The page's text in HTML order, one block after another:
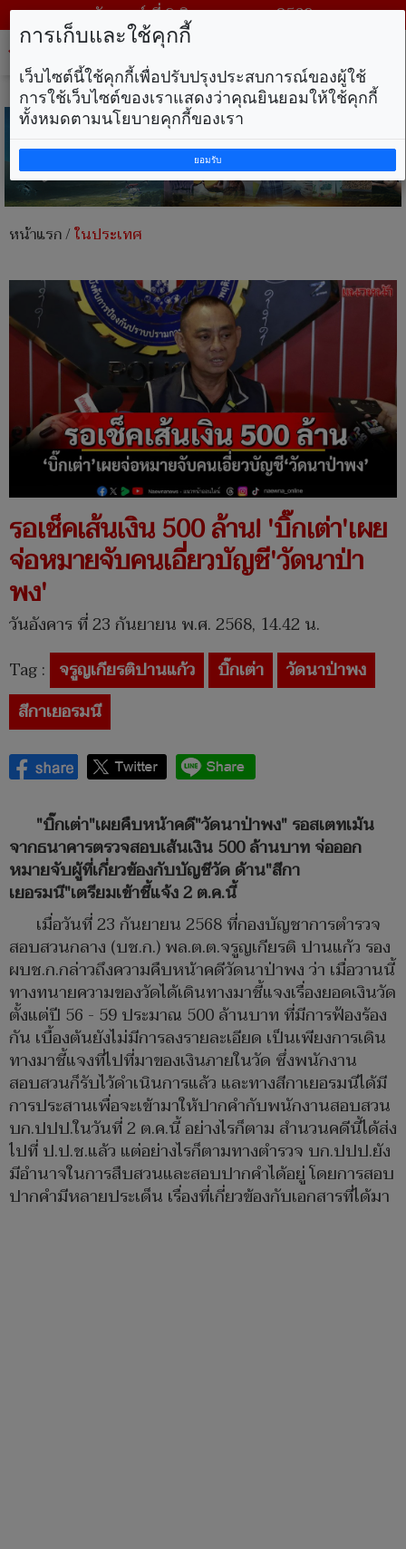
วันเสาร์ ที่ 8 สิงหาคม พ.ศ. 2569
หน้าแรก/ในประเทศ
รอเช็คเส้นเงิน 500 ล้าน! 'บิ๊กเต่า'เผย
จ่อหมายจับคนเอี่ยวบัญชี'วัดนาป่า
พง'
วันอังคาร ที่ 23 กันยายน พ.ศ. 2568, 14.42 น.
Tag : จรูญเกียรติปานแก้ว บิ๊กเต่า
วัดนาป่าพง
สีกาเยอรมนี
"บิ๊กเต่า"เผยคืบหน้าคดี"วัดนาป่าพง" รอสเตทเม้น
จากธนาคารตรวจสอบเส้นเงิน 500 ล้านบาท จ่อออก
หมายจับผู้ที่เกี่ยวข้องกับบัญชีวัด ด้าน"สีกา
เยอรมนี"เตรียมเข้าชี้แจ้ง 2 ต.ค.นี้
เมื่อวันที่ 23 กันยายน 2568 ที่กองบัญชาการตำรวจ
สอบสวนกลาง (บช.ก.) พล.ต.ต.จรูญเกียรติ ปานแก้ว รอง
ผบช.ก.กล่าวถึงความคืบหน้าคดีวัดนาป่าพง ว่า เมื่อวานนี้
ทางทนายความของวัดได้เดินทางมาชี้แจงเรื่องยอดเงินวัด
ตั้งแต่ปี 56 - 59 ประมาณ 500 ล้านบาท ที่มีการฟ้องร้อง
กัน เบื้องต้นยังไม่มีการลงรายละเอียด เป็นเพียงการเดิน
ทางมาชี้แจงที่ไปที่มาของเงินภายในวัด ซึ่งพนักงาน
สอบสวนก็รับไว้ดำเนินการแล้ว และทางสีกาเยอรมนีได้มี
การประสานเพื่อจะเข้ามาให้ปากคำกับพนักงานสอบสวน
บก.ปปป.ในวันที่ 2 ต.ค.นี้ อย่างไรก็ตาม สำนวนคดีนี้ได้ส่ง
ไปที่ ป.ป.ช.แล้ว แต่อย่างไรก็ตามทางตำรวจ บก.ปปป.ยัง
มีอำนาจในการสืบสวนและสอบปากคำได้อยู่ โดยการสอบ
ปากคำมีหลายประเด็น เรื่องที่เกี่ยวข้องกับเอกสารที่ได้มา
การเก็บและใช้คุกกี้
เว็บไซต์นี้ใช้คุกกี้เพื่อปรับปรุงประสบการณ์ของผู้ใช้
การใช้เว็บไซต์ของเราแสดงว่าคุณยินยอมให้ใช้คุกกี้
ทั้งหมดตามนโยบายคุกกี้ของเรา
ยอมรับ